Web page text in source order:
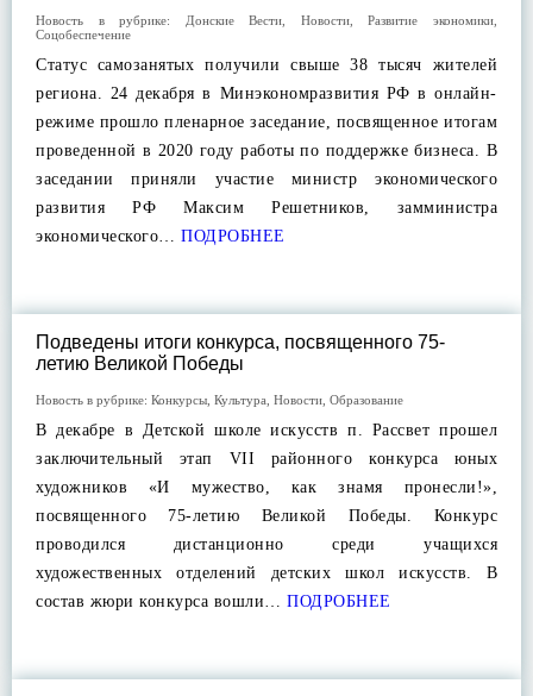
Новость в рубрике: Донские Вести Новости,Развитие экономики
Соцобеспечение
Статус самозанятых получили свыше 38 тысяч жителей
региона. 24 декабря в Минэкономразвития РФ в онлайн-
режиме прошло пленарное заседание, посвященное итогам
проведенной в 2020 году работы по поддержке бизнеса. В
заседании приняли участие министр экономического
развития РФ Максим Решетников, замминистра
экономического… ПОДРОБНЕЕ
Подведены итоги конкурса, посвященного 75-
летию Великой Победы
Новость в рубрике: Конкурсы Культура Новости Образование
В декабре в Детской школе искусств п. Рассвет прошел
заключительный этап VII районного конкурса юных
художников «И мужество, как знамя пронесли!»,
посвященного 75-летию Великой Победы. Конкурс
проводился дистанционно среди учащихся
художественных отделений детских школ искусств. В
состав жюри конкурса вошли… ПОДРОБНЕЕ